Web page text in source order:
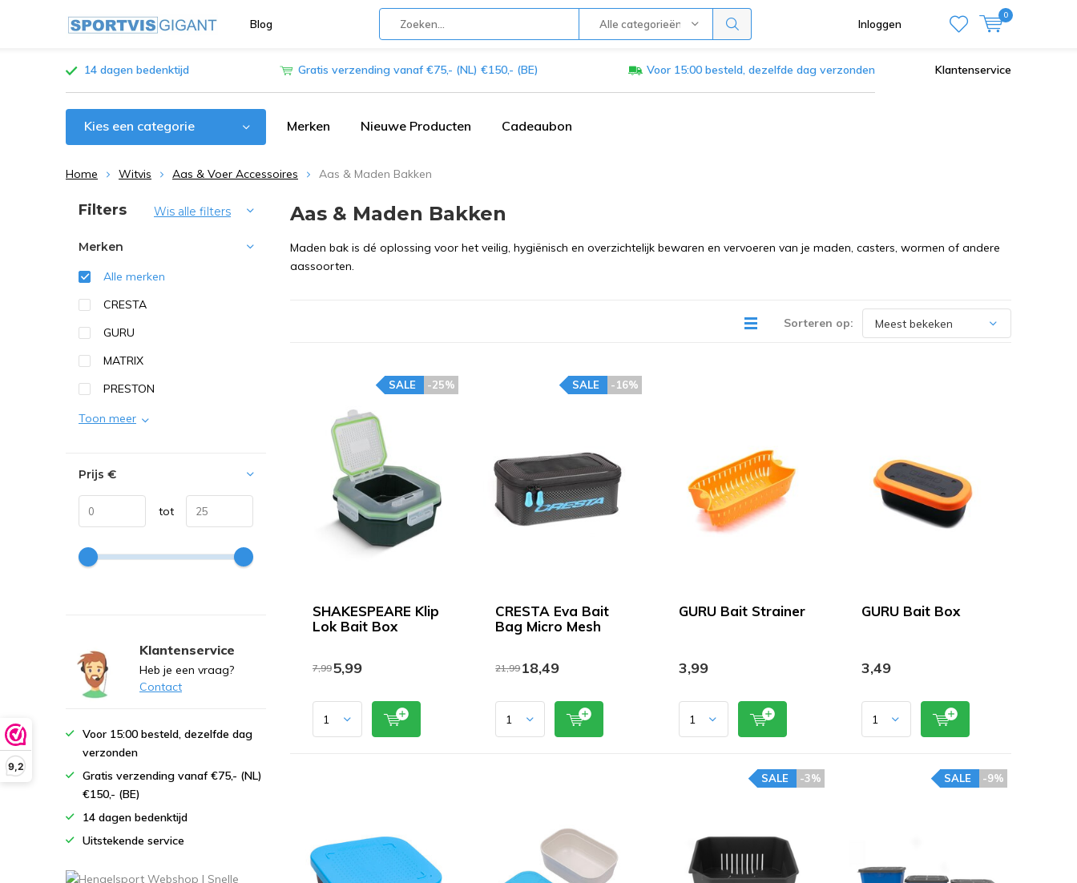
9,2
Blog Alle categorieën Inloggen
0
14 dagen bedenktijd Gratis verzending vanaf €75,- (NL) €150,- (BE) Voor 15:00 besteld, dezelfde dag verzonden Klantenservice
Kies een categorie Merken Nieuwe Producten Cadeaubon
Home Witvis Aas & Voer Accessoires Aas & Maden Bakken
Aas & Maden Bakken
Maden bak is dé oplossing voor het veilig, hygiënisch en overzichtelijk bewaren en vervoeren van je maden, casters, wormen of andere
aassoorten.
Sorteren op:
SHAKESPEARE Klip
Lok Bait Box
-25%
SALE
7,995,99
CRESTA Eva Bait
Bag Micro Mesh
-16%
SALE
21,9918,49
GURU Bait Strainer
3,99
GURU Bait Box
3,49
-3%
SALE -9%
SALE
Sorteren op:
Filters Wis alle filters
Merken
Alle merken
CRESTA
GURU
MATRIX
PRESTON
Toon meer
Prijs €
tot
Klantenservice
Heb je een vraag?
Contact
Voor 15:00 besteld, dezelfde dag
verzonden
Gratis verzending vanaf €75,- (NL)
€150,- (BE)
14 dagen bedenktijd
Uitstekende service